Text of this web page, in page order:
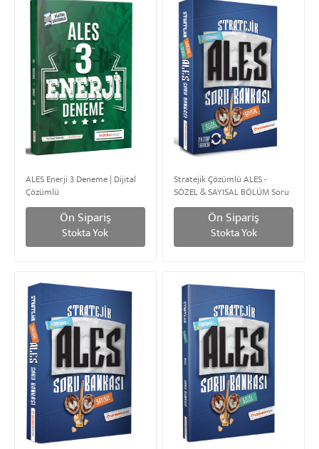
ALES Enerji 3 Deneme | Dijital
Çözümlü
Ön Sipariş
Stokta Yok
Stratejik Çözümlü ALES -
SÖZEL & SAYISAL BÖLÜM Soru
Bankası
Ön Sipariş
Stokta Yok